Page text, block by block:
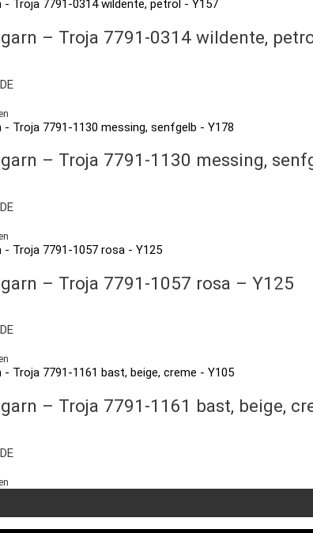
– Troja 7791-0314 wildente,
– Troja 7791-1130 messing,
– Troja 7791-1057 rosa – Y125
– Troja 7791-1161 bast, beige,